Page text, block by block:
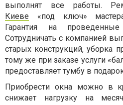
выполнят все работы.
Киеве «под ключ»
Гарантия на
Сотрудничать с компанией
старых конструкций, уборка
тому же при заказе услуги
предоставляет тумбу в
Приобрести окна можно в
снижает нагрузку на